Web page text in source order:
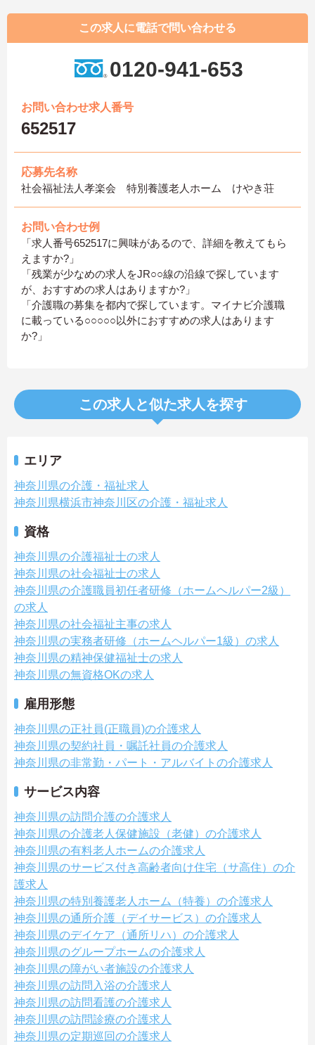
この求人に電話で問い合わせる
0120-941-653
お問い合わせ求人番号
652517
応募先名称
社会福祉法人孝楽会 特別養護老人ホーム けやき荘
お問い合わせ例
「求人番号652517に興味があるので、詳細を教えてもら
えますか?」
「残業が少なめの求人をJR○○線の沿線で探しています
が、おすすめの求人はありますか?」
「介護職の募集を都内で探しています。マイナビ介護職
に載っている○○○○○以外におすすめの求人はあります
か?」
この求人と似た求人を探す
エリア
神奈川県の介護・福祉求人
神奈川県横浜市神奈川区の介護・福祉求人
資格
神奈川県の介護福祉士の求人
神奈川県の社会福祉士の求人
神奈川県の介護職員初任者研修（ホームヘルパー2級）
の求人
神奈川県の社会福祉主事の求人
神奈川県の実務者研修（ホームヘルパー1級）の求人
神奈川県の精神保健福祉士の求人
神奈川県の無資格OKの求人
雇用形態
神奈川県の正社員(正職員)の介護求人
神奈川県の契約社員・嘱託社員の介護求人
神奈川県の非常勤・パート・アルバイトの介護求人
サービス内容
神奈川県の訪問介護の介護求人
神奈川県の介護老人保健施設（老健）の介護求人
神奈川県の有料老人ホームの介護求人
神奈川県のサービス付き高齢者向け住宅（サ高住）の介
護求人
神奈川県の特別養護老人ホーム（特養）の介護求人
神奈川県の通所介護（デイサービス）の介護求人
神奈川県のデイケア（通所リハ）の介護求人
神奈川県のグループホームの介護求人
神奈川県の障がい者施設の介護求人
神奈川県の訪問入浴の介護求人
神奈川県の訪問看護の介護求人
神奈川県の訪問診療の介護求人
神奈川県の定期巡回の介護求人